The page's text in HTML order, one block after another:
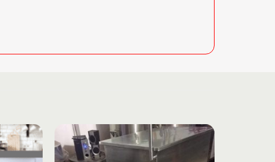
Add to
wishlist